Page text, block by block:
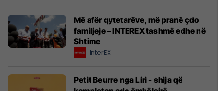
Më afër qytetarëve, më pranë çdo
familjeje – INTEREX tashmë edhe në
Shtime
InterEX
Petit Beurre nga Liri - shija që